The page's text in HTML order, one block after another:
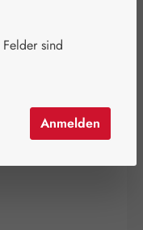
sind
Anmelden